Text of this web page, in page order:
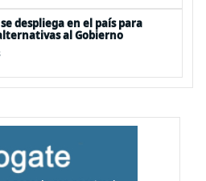
despliega en el país para
al Gobierno